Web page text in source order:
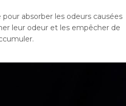
absorber les odeurs causées
leur odeur et les empêcher de